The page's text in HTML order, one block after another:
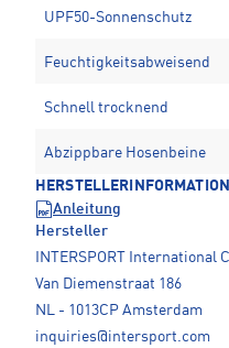
UPF50-Sonnenschutz
Feuchtigkeitsabweisend
Schnell trocknend
Abzippbare Hosenbeine
Anleitung
Hersteller
INTERSPORT International
Van Diemenstraat 186
NL - 1013CP Amsterdam
inquiries@intersport.com